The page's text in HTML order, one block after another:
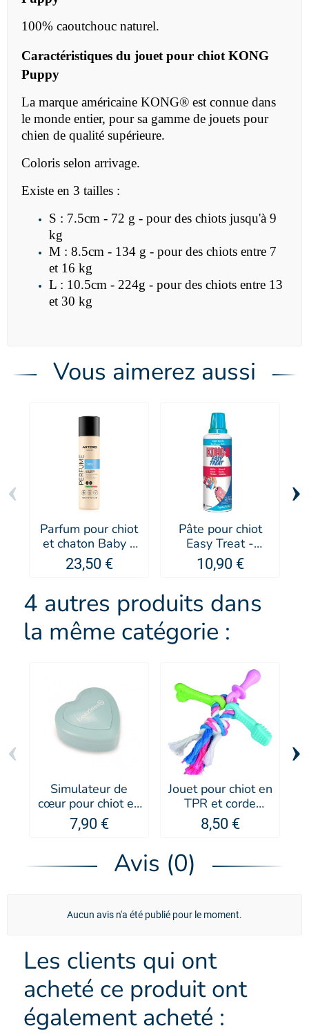
100% caoutchouc naturel.
Caractéristiques du jouet pour chiotKONG
Puppy
La marque américaine KONG® est connue dans
le monde entier, pour sa gamme de jouets pour
chien de qualité supérieure.
Coloris selon arrivage.
Existe en 3 tailles :
S : 7.5cm - 72 g - pour des chiots jusqu'à 9
kg
M : 8.5cm - 134 g - pour des chiots entre 7
et 16 kg
L : 10.5cm - 224g - pour des chiots entre 13
et 30 kg
Vous aimerez aussi
Parfum pour chiot
et chaton Baby -
Artero
23,50 €
Pâte pour chiot
Easy Treat -
KONG®
10,90 €
‹ ›
4 autres produits dans
la même catégorie :
Simulateur de
cœur pour chiot en
plastique vert -
Beeztees
7,90 €
Jouet pour chiot en
TPR et corde
trousseau - Doogy
8,50 €
‹ ›
Avis (0)
Aucun avis n'a été publié pour le moment.
Les clients qui ont
acheté ce produit ont
également acheté :